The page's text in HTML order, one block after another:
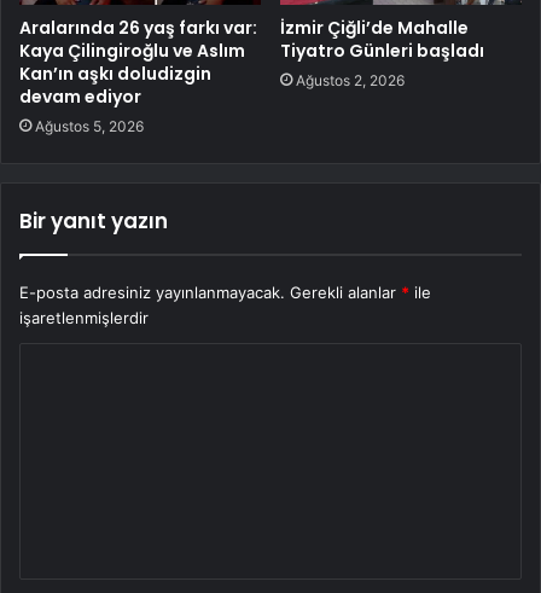
Aralarında 26 yaş farkı var:
Kaya Çilingiroğlu ve Aslım
Kan’ın aşkı doludizgin
devam ediyor
Ağustos 5, 2026
İzmir Çiğli’de Mahalle
Tiyatro Günleri başladı
Ağustos 2, 2026
Bir yanıt yazın
E-posta adresiniz yayınlanmayacak. Gerekli alanlar * ile
işaretlenmişlerdir